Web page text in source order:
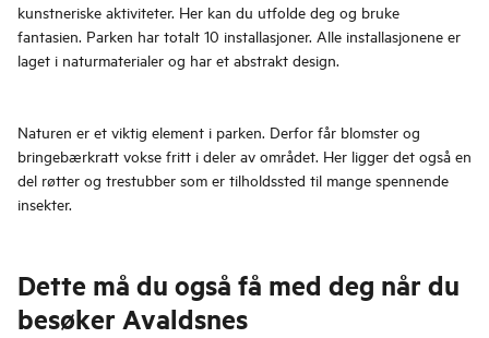
kunstneriske aktiviteter. Her kan du utfolde deg og bruke
fantasien. Parken har totalt 10 installasjoner. Alle installasjonene er
laget i naturmaterialer og har et abstrakt design.
Naturen er et viktig element i parken. Derfor får blomster og
bringebærkratt vokse fritt i deler av området. Her ligger det også en
del røtter og trestubber som er tilholdssted til mange spennende
insekter.
Dette må du også få med deg når du
besøker Avaldsnes